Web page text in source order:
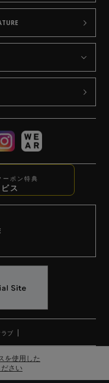
ーポン特典
ス
ラブ
を使用した
さい